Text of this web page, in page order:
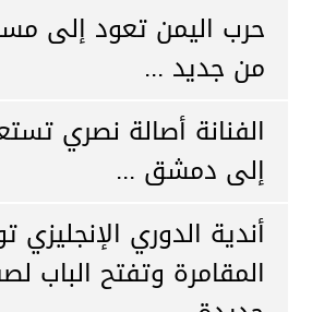
حرب اليمن تعود إلى
من جديد ...
الفنانة أصالة نصري
إلى دمشق ...
أندية الدوري الإنجليزي
المقامرة وتفتح الباب